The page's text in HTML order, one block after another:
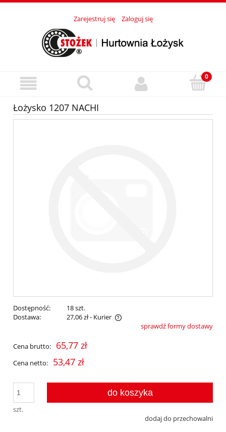
Zarejestruj się Zaloguj się
Łożysko 1207 NACHI
Dostępność:
18 szt.
Dostawa:
27,06 zł- Kurier
Cena nie zawiera ewentualnych kosztów płatnościsprawdź formy dostawy
Cena brutto: 65,77 zł
Cena netto: 53,47 zł
szt.
do koszyka
dodaj do przechowalni